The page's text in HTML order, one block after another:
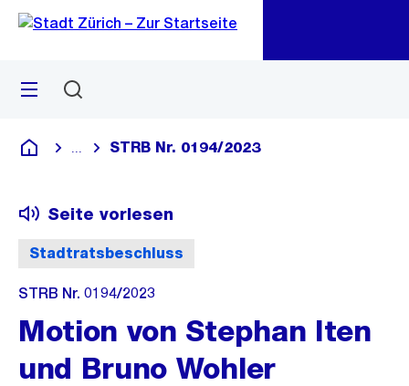
Navigation
Sprunglink
Menü
Deutsch
Blende alle Breadcrumbs ein
STRB Nr. 0194/2023
Stadtratsbeschluss
Seite vorlesen
STRB Nr. 0194/2023
Motion von Stephan Iten
und Bruno Wohler